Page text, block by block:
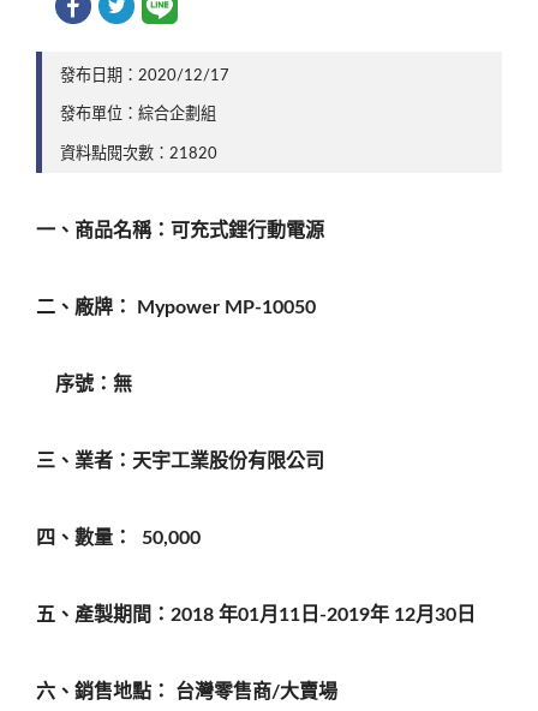
發布日期：2020/12/17
發布單位：綜合企劃組
資料點閱次數：21820
一、商品名稱：可充式鋰行動電源
二、廠牌： Mypower MP-10050
序號：無
三、業者： 天宇工業股份有限公司
四、數量： 50,000
五、產製期間： 2018 年01月 11 日 -2019年 12月 30 日
六、銷售地點： 台灣零售商/大賣場